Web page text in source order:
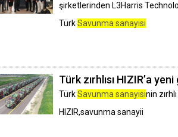
şirketlerinden L3Harris
TürkSavunma sanayisi
Türk zırhlısı HIZIR’a
TürkSavunma sanayisinin
HIZIR,savunma sanayii